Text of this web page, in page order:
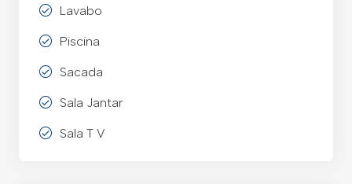
Lavabo
Piscina
Sacada
Sala Jantar
Sala T V